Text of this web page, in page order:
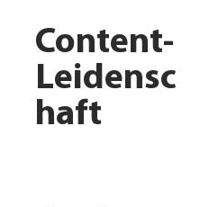
Content-
Leidensc
haft